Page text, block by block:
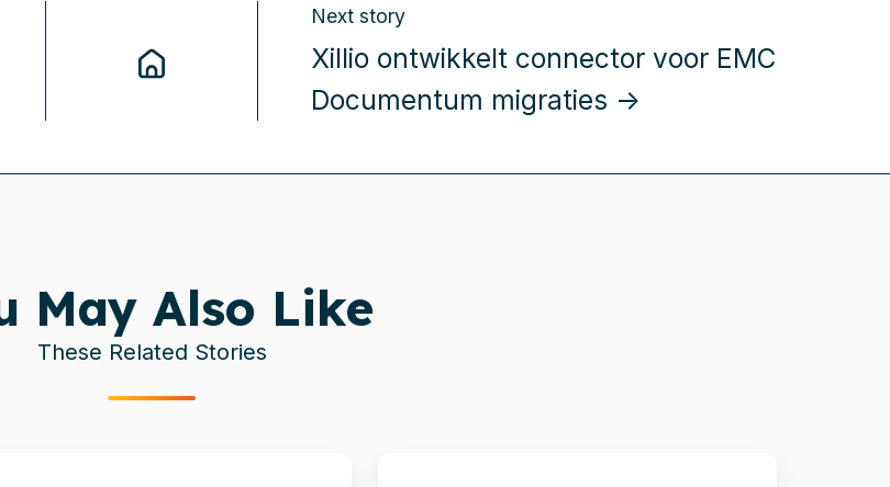
Next story
Xillio ontwikkelt connector voor EMC
Documentum migraties →
May Also Like
These Related Stories